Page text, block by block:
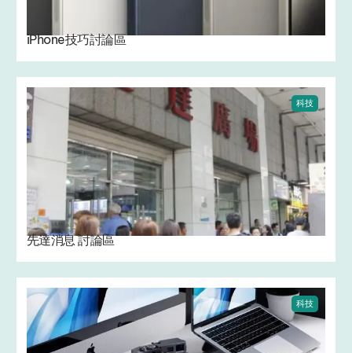
iPhone技巧討論區
科技
先達消息 討論區
科技